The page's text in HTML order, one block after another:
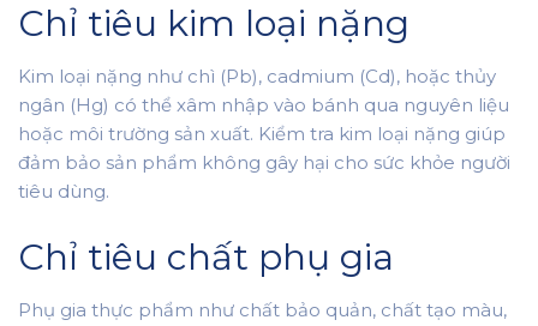
Chỉ tiêu kim loại nặng
Kim loại nặng như chì (Pb), cadmium (Cd), hoặc thủy
ngân (Hg) có thể xâm nhập vào bánh qua nguyên liệu
hoặc môi trường sản xuất. Kiểm tra kim loại nặng giúp
đảm bảo sản phẩm không gây hại cho sức khỏe người
tiêu dùng.
Chỉ tiêu chất phụ gia
Phụ gia thực phẩm như chất bảo quản, chất tạo màu,